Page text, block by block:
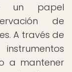
un papel
de
A través de
a mantener